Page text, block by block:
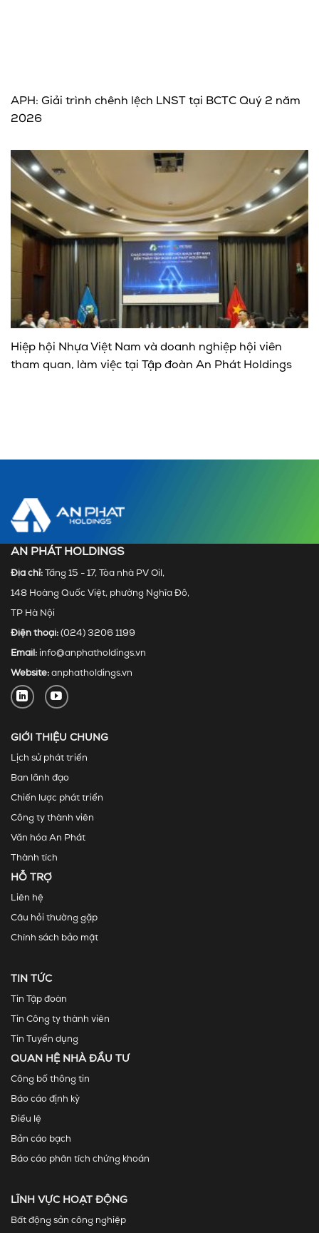
APH: Giải trình chênh lệch LNST tại BCTC Quý 2 năm
2026
Hiệp hội Nhựa Việt Nam và doanh nghiệp hội viên
tham quan, làm việc tại Tập đoàn An Phát Holdings
AN PHÁT HOLDINGS
Địa chỉ: Tầng 15 - 17, Tòa nhà PV Oil,
148 Hoàng Quốc Việt, phường Nghĩa Đô,
TP Hà Nội
Điện thoại: (024) 3206 1199
Email: info@anphatholdings.vn
Website: anphatholdings.vn
GIỚI THIỆU CHUNG
Lịch sử phát triển
Ban lãnh đạo
Chiến lược phát triển
Công ty thành viên
Văn hóa An Phát
Thành tích
HỖ TRỢ
Liên hệ
Câu hỏi thường gặp
Chính sách bảo mật
TIN TỨC
Tin Tập đoàn
Tin Công ty thành viên
Tin Tuyển dụng
QUAN HỆ NHÀ ĐẦU TƯ
Công bố thông tin
Báo cáo định kỳ
Điều lệ
Bản cáo bạch
Báo cáo phân tích chứng khoán
LĨNH VỰC HOẠT ĐỘNG
Bất động sản công nghiệp